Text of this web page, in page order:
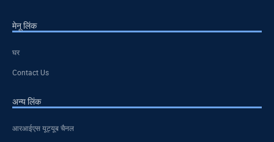
मेनू लिंक
घर
Contact Us
अन्य लिंक
आरआईएस यूट्यूब चैनल